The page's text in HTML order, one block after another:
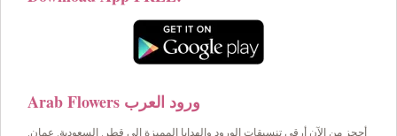
Arab Flowers ورود العرب
أحجز من الآن أرقى تنسيقات الورود والهدايا المميزة الى قطر, السعودية, عمان,